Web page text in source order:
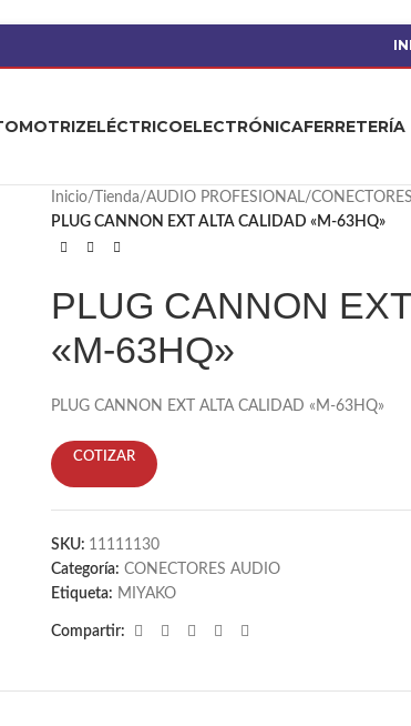
ELÉCTRICOELECTRÓNICAFERRETERÍA
Inicio/ Tienda/AUDIO PROFESIONAL/
PLUG CANNON EXT ALTA CALIDAD «M-63HQ»
PLUG CANNON
«M-63HQ»
PLUG CANNON EXT ALTA CALIDAD «M-63HQ»
COTIZAR
SKU: 11111130
Categoría: CONECTORES AUDIO
Etiqueta: MIYAKO
Compartir: